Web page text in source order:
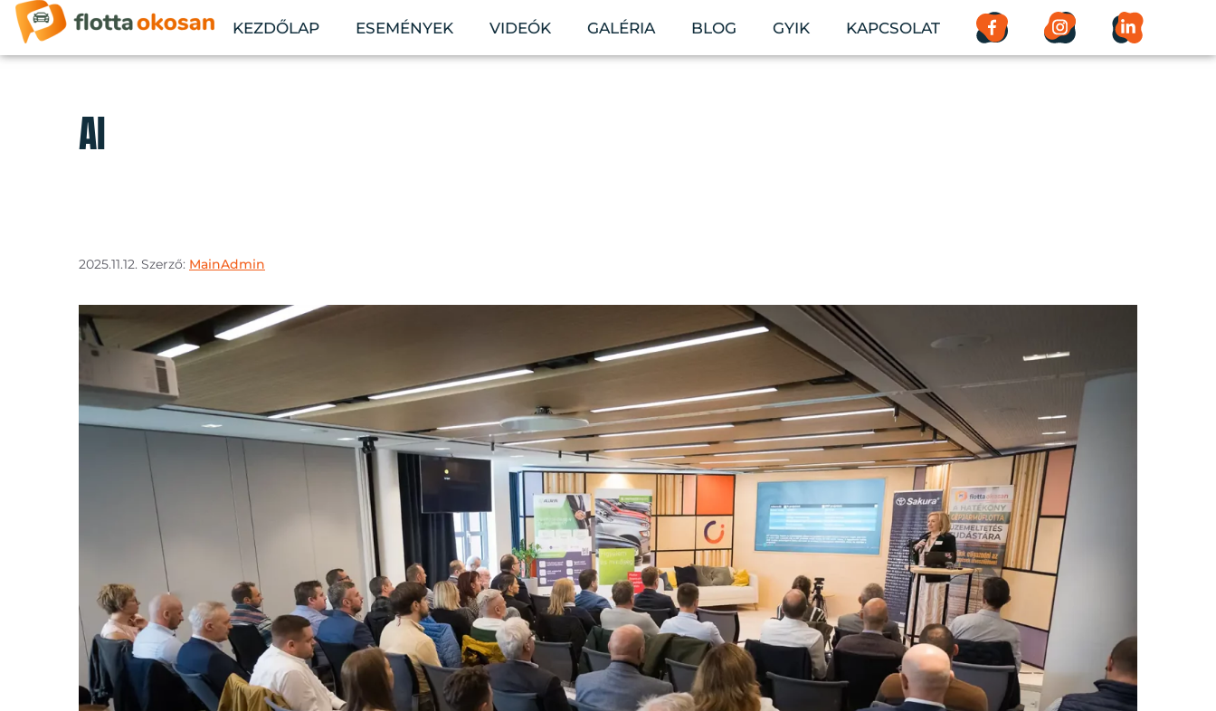
KEZDŐLAP ESEMÉNYEK VIDEÓK GALÉRIA BLOG GYIK KAPCSOLAT
AI
2025.11.12. Szerző: MainAdmin